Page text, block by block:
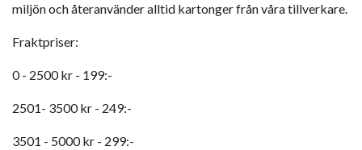
miljön och återanvänder alltid kartonger från våra tillverkare.
Fraktpriser:
0 - 2500 kr - 199:-
2501- 3500 kr - 249:-
3501 - 5000 kr - 299:-